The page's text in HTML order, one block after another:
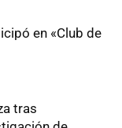
en «Club de
tras